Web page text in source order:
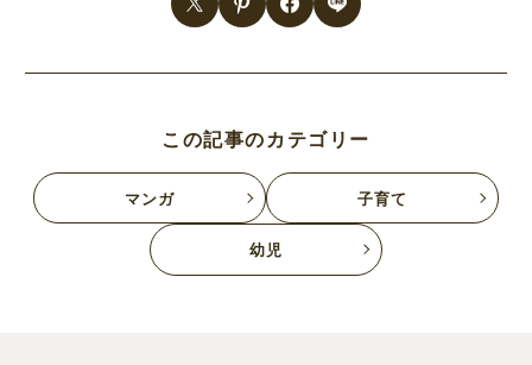
この記事のカテゴリー
マンガ 子育て
幼児